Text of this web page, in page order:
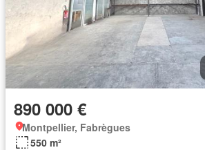
890 000 €
Montpellier, Fabrègues
550 m²